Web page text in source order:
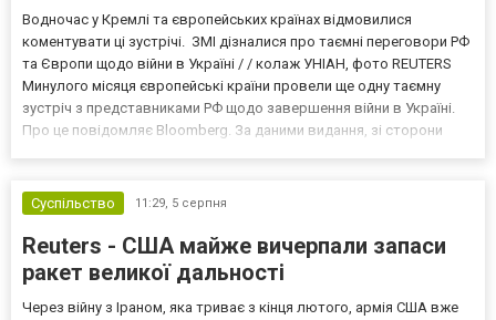
Водночас у Кремлі та європейських країнах відмовилися
коментувати ці зустрічі. ЗМІ дізналися про таємні переговори РФ
та Європи щодо війни в Україні / / колаж УНІАН, фото REUTERS
Минулого місяця європейські країни провели ще одну таємну
зустріч з представниками РФ щодо завершення війни в Україні.
Про це повідомляє Bloomberg. За даними видання, зі сторони
Суспільство
11:29, 5 серпня
Reuters - США майже вичерпали запаси
ракет великої дальності
Через війну з Іраном, яка триває з кінця лютого, армія США вже